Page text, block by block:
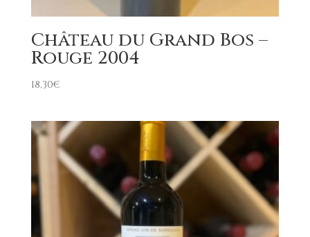
Château du Grand Bos –
Rouge 2004
18,30€